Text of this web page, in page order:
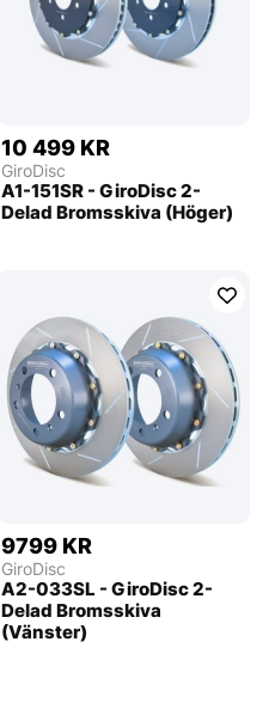
10 499 KR
GiroDisc
A1-151SR - GiroDisc 2-
Delad Bromsskiva (Höger)
9799 KR
GiroDisc
A2-033SL - GiroDisc 2-
Delad Bromsskiva
(Vänster)